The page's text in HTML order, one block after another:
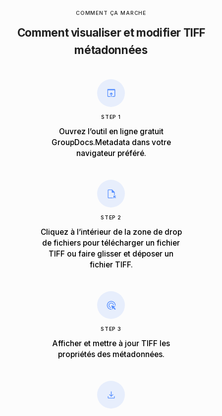
COMMENT ÇA MARCHE
Comment visualiser et modifier TIFF
métadonnées
STEP 1
Ouvrez l’outil en ligne gratuit
GroupDocs.Metadata dans votre
navigateur préféré.
STEP 2
Cliquez à l’intérieur de la zone de drop
de fichiers pour télécharger un fichier
TIFF ou faire glisser et déposer un
fichier TIFF.
STEP 3
Afficher et mettre à jour TIFF les
propriétés des métadonnées.